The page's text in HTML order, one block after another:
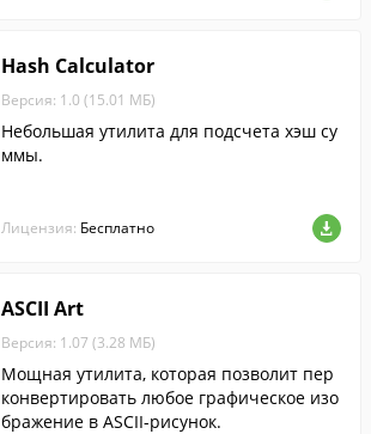
Hash Calculator
Версия: 1.0 (15.01 МБ)
Небольшая утилита для подсчета хэш су
ммы.
Лицензия: Бесплатно
ASCII Art
Версия: 1.07 (3.28 МБ)
Мощная утилита, которая позволит пер
конвертировать любое графическое изо
бражение в ASCII-рисунок.